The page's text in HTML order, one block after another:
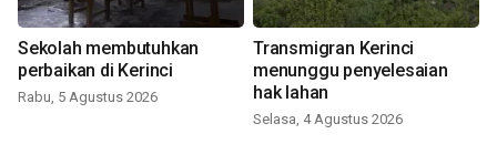
Sekolah membutuhkan
perbaikan di Kerinci
Rabu, 5 Agustus 2026
Transmigran Kerinci
menunggu penyelesaian
hak lahan
Selasa, 4 Agustus 2026